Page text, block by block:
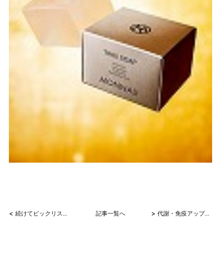
< 続けてビックリスラットクリーム！ 記事一覧へ > 代謝・免疫アップはシナジーで！！！